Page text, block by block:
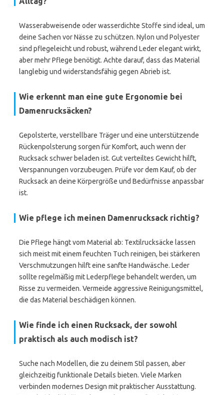
Wasserabweisende oder wasserdichte Stoffe sind ideal, um
deine Sachen vor Nässe zu schützen. Nylon und Polyester
sind pflegeleicht und robust, während Leder elegant wirkt,
aber mehr Pflege benötigt. Achte darauf, dass das Material
langlebig und widerstandsfähig gegen Abrieb ist.
Wie erkennt man eine gute Ergonomie bei
Damenrucksäcken?
Gepolsterte, verstellbare Träger und eine unterstützende
Rückenpolsterung sorgen für Komfort, auch wenn der
Rucksack schwer beladen ist. Gut verteiltes Gewicht hilft,
Verspannungen vorzubeugen. Prüfe vor dem Kauf, ob der
Rucksack an deine Körpergröße und Bedürfnisse anpassbar
ist.
Wie pflege ich meinen Damenrucksack richtig?
Die Pflege hängt vom Material ab: Textilrucksäcke lassen
sich meist mit einem feuchten Tuch reinigen, bei stärkeren
Verschmutzungen hilft eine sanfte Handwäsche. Leder
sollte regelmäßig mit Lederpflege behandelt werden, um
Risse zu vermeiden. Vermeide aggressive Reinigungsmittel,
die das Material beschädigen können.
Wie finde ich einen Rucksack, der sowohl
praktisch als auch modisch ist?
Suche nach Modellen, die zu deinem Stil passen, aber
gleichzeitig funktionale Details bieten. Viele Marken
verbinden modernes Design mit praktischer Ausstattung.